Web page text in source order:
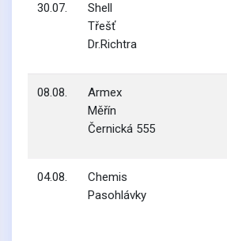
30.07.
Shell
Třešť
Dr.Richtra
08.08.
Armex
Měřín
Černická 555
04.08.
Chemis
Pasohlávky